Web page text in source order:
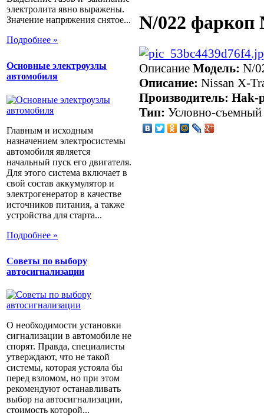
электролита явно выражены.
Значение напряжения снятое...
Подробнее »
Основные электроузлы
автомобиля
Главным и исходным
назначением электросистемы
автомобиля является
начальный пуск его двигателя.
Для этого система включает в
свой состав аккумулятор и
электрогенератор в качестве
источников питания, а также
устройства для старта...
Подробнее »
Советы по выбору
автосигнализации
О необходимости установки
сигнализации в автомобиле не
спорят. Правда, специалисты
утверждают, что не такой
системы, которая устояла бы
перед взломом, но при этом
рекомендуют останавливать
выбор на автосигнализации,
стоимость которой...
N/022 фаркоп
Описание Модель: N/
Описание: Nissan X-
Производитель:
Тип: Условно-